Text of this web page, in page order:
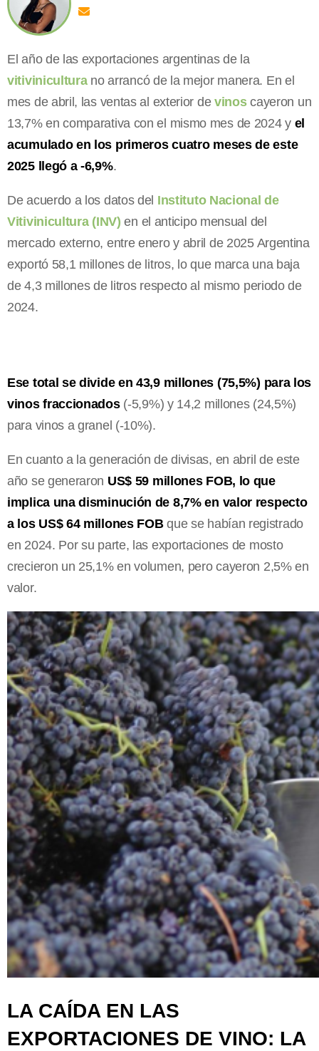
El año de las exportaciones argentinas de la
vitiviniculturano arrancó de la mejor manera. En el
mes de abril, las ventas al exterior de vinoscayeron un
13,7% en comparativa con el mismo mes de 2024 y el
acumulado en los primeros cuatro meses de este
2025 llegó a -6,9%.
De acuerdo a los datos del Instituto Nacional de
Vitivinicultura (INV) en el anticipo mensual del
mercado externo, entre enero y abril de 2025 Argentina
exportó 58,1 millones de litros, lo que marca una baja
de 4,3 millones de litros respecto al mismo periodo de
2024.
Ese total se divide en 43,9 millones (75,5%) para los
vinos fraccionados(-5,9%) y 14,2 millones (24,5%)
para vinos a granel (-10%).
En cuanto a la generación de divisas, en abril de este
año se generaron US$ 59 millones FOB, lo que
implica una disminución de 8,7% en valor respecto
a los US$ 64 millones FOBque se habían registrado
en 2024. Por su parte, las exportaciones de mosto
crecieron un 25,1% en volumen, pero cayeron 2,5% en
valor.
LA CAÍDA EN LAS
EXPORTACIONES DE VINO: LA